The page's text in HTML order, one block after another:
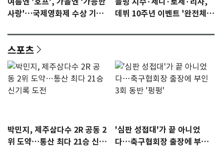
사랑'…국제영화제 수상 기대
데뷔 10주년 이벤트 '완전체'
스포츠
박민지, 제주삼다수 2R 공동 2
위 도약…통산 최다 21승 신기
'심판 성접대'가 끝 아니었
다…축구협회장 출장에 부인